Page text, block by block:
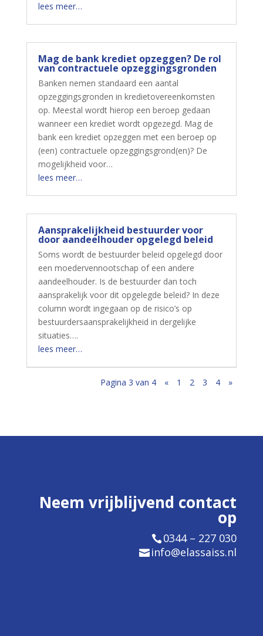
lees meer…
Mag de bank krediet opzeggen? De rol
van contractuele opzeggingsgronden
Banken nemen standaard een aantal
opzeggingsgronden in kredietovereenkomsten
op. Meestal wordt hierop een beroep gedaan
wanneer een krediet wordt opgezegd. Mag de
bank een krediet opzeggen met een beroep op
(een) contractuele opzeggingsgrond(en)? De
mogelijkheid voor…
lees meer…
Aansprakelijkheid bestuurder voor
door aandeelhouder opgelegd beleid
Soms wordt de bestuurder beleid opgelegd door
een moedervennootschap of een andere
aandeelhouder. Is de bestuurder dan toch
aansprakelijk voor dit opgelegde beleid? In deze
column wordt ingegaan op de risico’s op
bestuurdersaansprakelijkheid in dergelijke
situaties….
lees meer…
Pagina 3 van 4 « 1 2 3 4 »
Neem vrijblijvend contact
op
0344 – 227 030
info@elassaiss.nl